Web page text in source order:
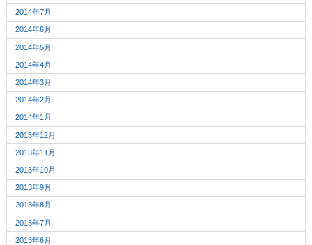
2014年7月
2014年6月
2014年5月
2014年4月
2014年3月
2014年2月
2014年1月
2013年12月
2013年11月
2013年10月
2013年9月
2013年8月
2013年7月
2013年6月